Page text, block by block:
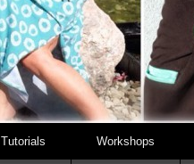
Tutorials Workshops